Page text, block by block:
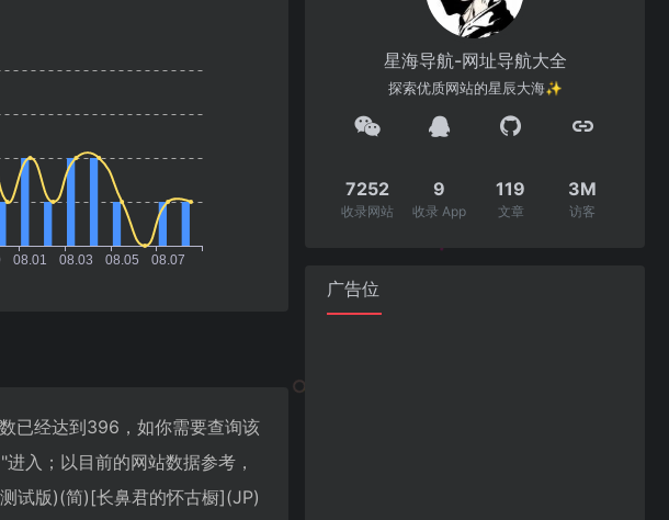
已经达到396，如你需要查询该
"进入；以目前的网站数据参考，
试版)(简)[长鼻君的怀古橱](JP)
星海导航-网址导航大全
探索优质网站的星辰大海✨
7252
收录网站
9
收录 App
119
文章
3M
访客
广告位